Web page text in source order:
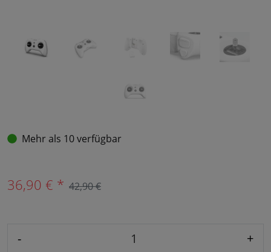
Mehr als 10 verfügbar
36,90 € * 42,90 €
- +